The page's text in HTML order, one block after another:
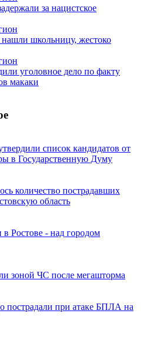
за нацистское
школьницу, жестоко
уголовное дело по факту
макаки
список кандидатов от
в Государственную Думу
количество пострадавших
область
Ростове - над городом
зоной ЧС после мегашторма
пострадали при атаке БПЛА на